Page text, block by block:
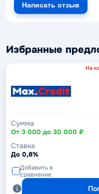
Написать отзыв
Избранные
На
Сумма
От 3 000 до 30 000 ₽
Ставка
До 0,8%
Добавить в
сравнение